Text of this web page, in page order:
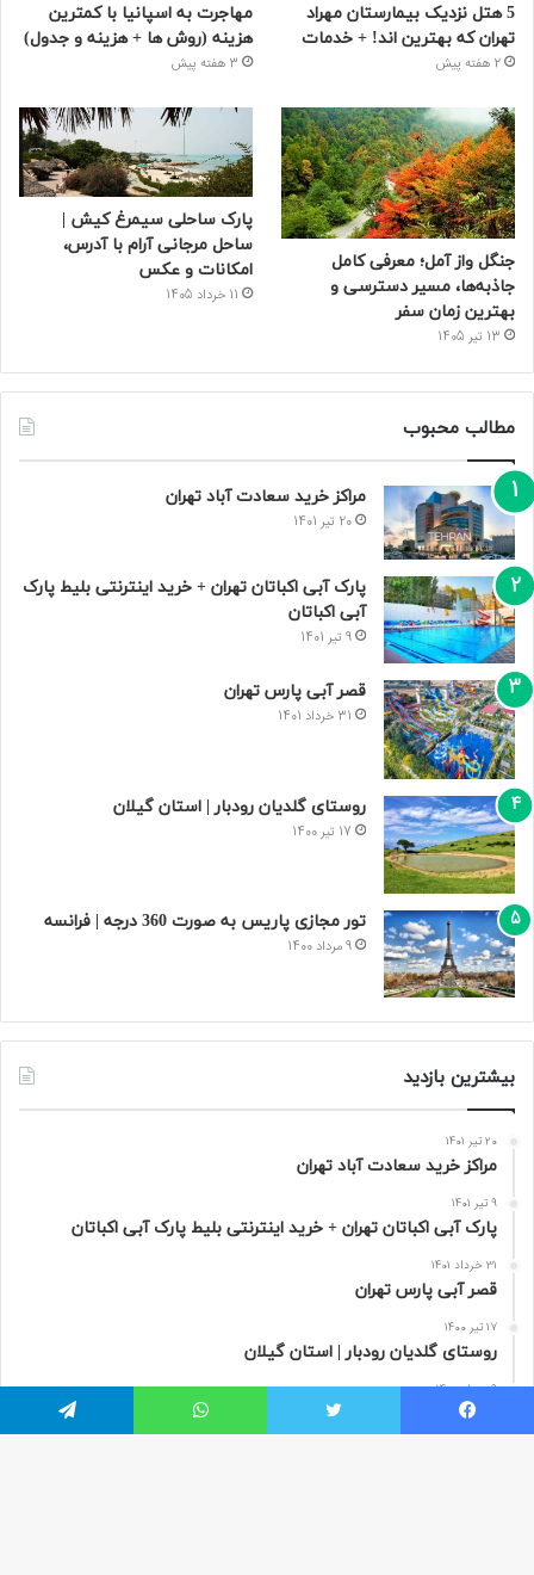
5 هتل نزدیک بیمارستان مهراد
تهران که بهترین‌ اند! + خدمات
2 هفته پیش
مهاجرت به اسپانیا با کمترین
هزینه (روش ها + هزینه و جدول)
3 هفته پیش
جنگل واز آمل؛ معرفی کامل
جاذبه‌ها، مسیر دسترسی و
بهترین زمان سفر
13 تیر 1405
پارک ساحلی سیمرغ کیش |
ساحل مرجانی آرام با آدرس،
امکانات و عکس
11 خرداد 1405
مطالب محبوب
مراکز خرید سعادت‌ آباد تهران
20 تیر 1401
پارک آبی اکباتان تهران + خرید اینترنتی بلیط پارک
آبی اکباتان
9 تیر 1401
قصر آبی پارس تهران
31 خرداد 1401
روستای گلدیان رودبار | استان گیلان
17 تیر 1400
تور مجازی پاریس به صورت 360 درجه | فرانسه
9 مرداد 1400
بیشترین بازدید
20 تیر 1401
مراکز خرید سعادت‌ آباد تهران
9 تیر 1401
پارک آبی اکباتان تهران + خرید اینترنتی بلیط پارک آبی اکباتان
31 خرداد 1401
قصر آبی پارس تهران
17 تیر 1400
روستای گلدیان رودبار | استان گیلان
9 مرداد 1400
تور مجازی پاریس به صورت 360 درجه | فرانسه
فیسبوک توییتر واتس آپ تلگرام